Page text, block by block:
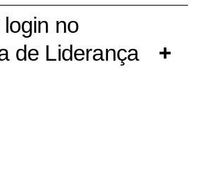
no
de Liderança